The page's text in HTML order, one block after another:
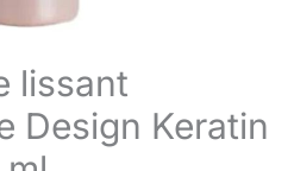
lissant
Design Keratin